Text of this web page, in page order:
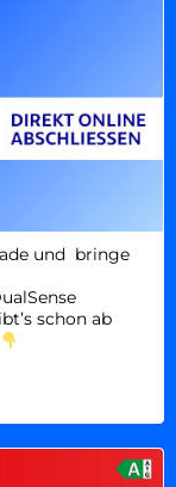
und bringe
schon ab